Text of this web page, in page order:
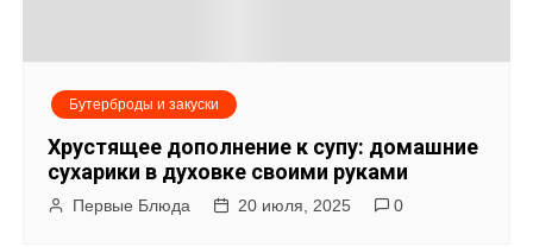
Бутерброды и закуски
Хрустящее дополнение к супу: домашние
сухарики в духовке своими руками
Первые Блюда 20 июля, 2025 0